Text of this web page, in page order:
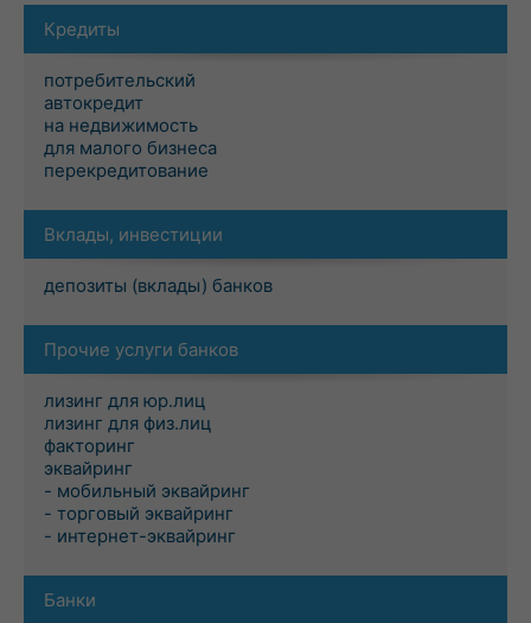
Кредиты
потребительский
автокредит
на недвижимость
для малого бизнеса
перекредитование
Вклады, инвестиции
депозиты (вклады) банков
Прочие услуги банков
лизинг для юр.лиц
лизинг для физ.лиц
факторинг
эквайринг
- мобильный эквайринг
- торговый эквайринг
- интернет-эквайринг
Банки